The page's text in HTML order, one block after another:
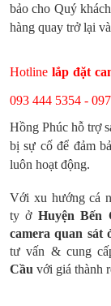
bảo cho Quý
hàng quay trở lại
Hotline lắp đặt
093 444 5354 -
Hồng Phúc hỗ trợ
bị sự cố để đảm
luôn hoạt động.
Với xu hướng cá
ty ở Huyện Bến
camera quan sát
tư vấn & cung
Cầu với giá thành